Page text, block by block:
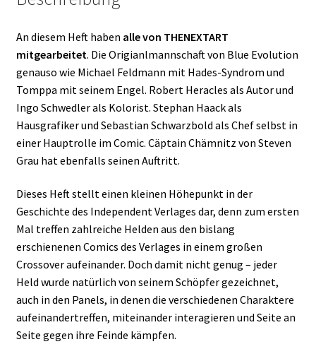
An diesem Heft haben alle von THENEXTART
mitgearbeitet. Die Origianlmannschaft von Blue Evolution
genauso wie Michael Feldmann mit Hades-Syndrom und
Tomppa mit seinem Engel. Robert Heracles als Autor und
Ingo Schwedler als Kolorist. Stephan Haack als
Hausgrafiker und Sebastian Schwarzbold als Chef selbst in
einer Hauptrolle im Comic. Cäptain Chämnitz von Steven
Grau hat ebenfalls seinen Auftritt.
Dieses Heft stellt einen kleinen Höhepunkt in der
Geschichte des Independent Verlages dar, denn zum ersten
Mal treffen zahlreiche Helden aus den bislang
erschienenen Comics des Verlages in einem großen
Crossover aufeinander. Doch damit nicht genug – jeder
Held wurde natürlich von seinem Schöpfer gezeichnet,
auch in den Panels, in denen die verschiedenen Charaktere
aufeinandertreffen, miteinander interagieren und Seite an
Seite gegen ihre Feinde kämpfen.